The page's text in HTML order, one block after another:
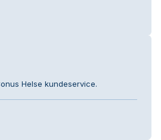
Helse kundeservice.